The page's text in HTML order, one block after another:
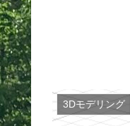
3Dモデリング